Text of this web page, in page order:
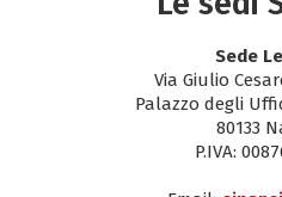
Sede
Via Giulio
Palazzo degli
80133
P.IVA: